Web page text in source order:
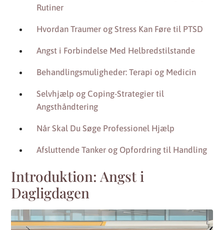
Rutiner
Hvordan Traumer og Stress Kan Føre til PTSD
Angst i Forbindelse Med Helbredstilstande
Behandlingsmuligheder: Terapi og Medicin
Selvhjælp og Coping-Strategier til
Angsthåndtering
Når Skal Du Søge Professionel Hjælp
Afsluttende Tanker og Opfordring til Handling
Introduktion: Angst i
Dagligdagen